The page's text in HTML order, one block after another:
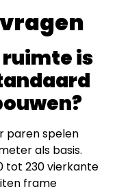
is
paren spelen
als basis.
tot 230 vierkante
frame